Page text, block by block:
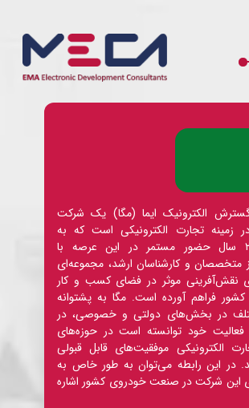
الکترونیک ایما (مگا) یک شرکت
تجارت الکترونیکی است که به
پشتوانه ۲۰ سال حضور مستمر در این عرصه با
متخصصان و کارشناسان ارشد، مجموعه‌­ای
نقش‌آفرینی موثر در فضای کسب و کار
کشور فراهم آورده است. مگا به پشتوانه
در بخش‌های دولتی و خصوصی، در
خود توانسته است در حوزه‌های
الکترونیکی موفقیت‌های قابل قبولی
در این رابطه می‌توان به طور خاص به
این شرکت در صنعت خودروی کشور اشاره